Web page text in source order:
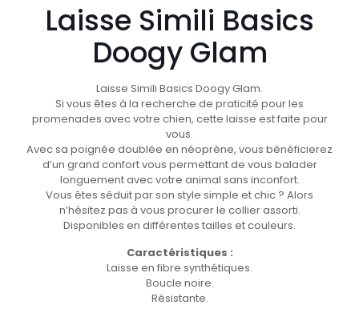
Laisse Simili Basics
Doogy Glam
Laisse Simili Basics Doogy Glam.
Si vous êtes à la recherche de praticité pour les
promenades avec votre chien, cette laisse est faite pour
vous.
Avec sa poignée doublée en néoprène, vous bénéficierez
d’un grand confort vous permettant de vous balader
longuement avec votre animal sans inconfort.
Vous êtes séduit par son style simple et chic ? Alors
n’hésitez pas à vous procurer le collier assorti.
Disponibles en différentes tailles et couleurs.
Caractéristiques :
Laisse en fibre synthétiques.
Boucle noire.
Résistante.